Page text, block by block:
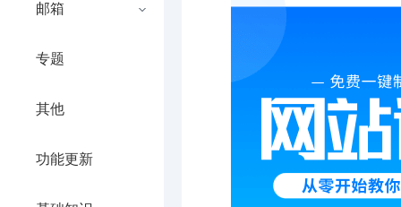
邮箱
专题
其他
功能更新